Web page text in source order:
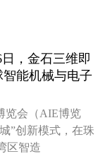
，金石三维即
能机械与电子
览会（AIE博览
”创新模式，在珠
区智造